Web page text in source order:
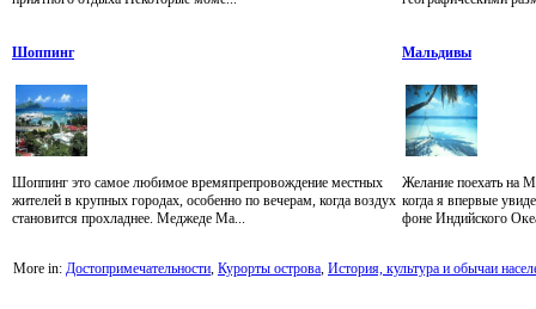
Шоппинг
Шоппинг это самое любимое времяпрепровождение местных
жителей в крупных городах, особенно по вечерам, когда воздух
становится прохладнее. Меджеде Ма...
Мальдивы
Желание поехать на
когда я впервые
фоне Индийского
More in: Достопримечательности, Курорты острова, История, культура и обычаи